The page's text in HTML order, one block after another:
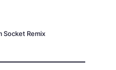
Socket Remix